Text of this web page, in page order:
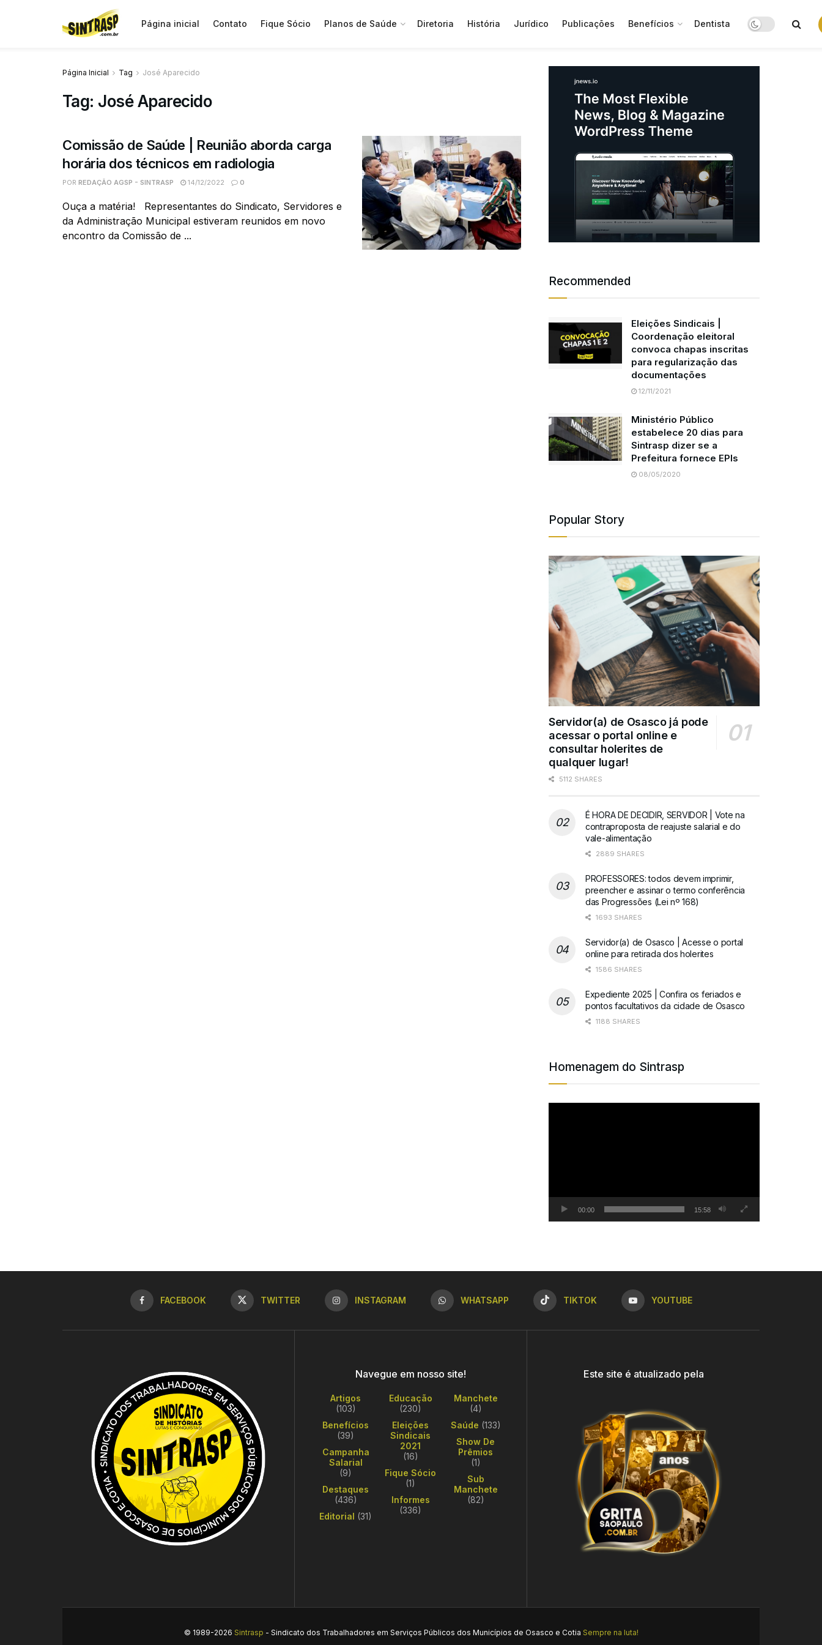
Página inicial Contato Fique Sócio Planos de Saúde Diretoria História Jurídico Publicações Benefícios Dentista
Página Inicial Tag José Aparecido
Tag: José Aparecido
Comissão de Saúde | Reunião aborda carga
horária dos técnicos em radiologia
POR REDAÇÃO AGSP - SINTRASP 14/12/2022 0
Ouça a matéria! Representantes do Sindicato, Servidores e
da Administração Municipal estiveram reunidos em novo
encontro da Comissão de ...
Recommended
Eleições Sindicais |
Coordenação eleitoral
convoca chapas inscritas
para regularização das
documentações
12/11/2021
Ministério Público
estabelece 20 dias para
Sintrasp dizer se a
Prefeitura fornece EPIs
08/05/2020
Popular Story
Servidor(a) de Osasco já pode
acessar o portal online e
consultar holerites de
qualquer lugar!
5112 SHARES
É HORA DE DECIDIR, SERVIDOR | Vote na
contraproposta de reajuste salarial e do
vale-alimentação
2889 SHARES
PROFESSORES: todos devem imprimir,
preencher e assinar o termo conferência
das Progressões (Lei nº 168)
1693 SHARES
Servidor(a) de Osasco | Acesse o portal
online para retirada dos holerites
1586 SHARES
Expediente 2025 | Confira os feriados e
pontos facultativos da cidade de Osasco
1188 SHARES
Homenagem do Sintrasp
00:00 15:58
FACEBOOK TWITTER INSTAGRAM WHATSAPP TIKTOK YOUTUBE
Navegue em nosso site!
Artigos
(103)
Benefícios
(39)
Campanha
Salarial
(9)
Destaques
(436)
Editorial (31)
Educação
(230)
Eleições
Sindicais
2021
(16)
Fique Sócio
(1)
Informes
(336)
Manchete
(4)
Saúde (133)
Show De
Prêmios
(1)
Sub
Manchete
(82)
Este site é atualizado pela
© 1989-2026 Sintrasp - Sindicato dos Trabalhadores em Serviços Públicos dos Municípios de Osasco e Cotia Sempre na luta!